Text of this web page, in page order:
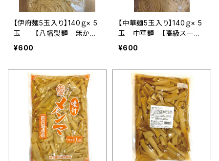
【伊府麺5玉入り】140ｇ× 5
玉 【八幡製麺 無かん
水麺 定番商品】【こちらの
¥600
【中華麺5玉入り】140ｇ× 5
玉 中華麺 【高級スーパ
ー・レストランにも使用中華
期がかかります】
¥600